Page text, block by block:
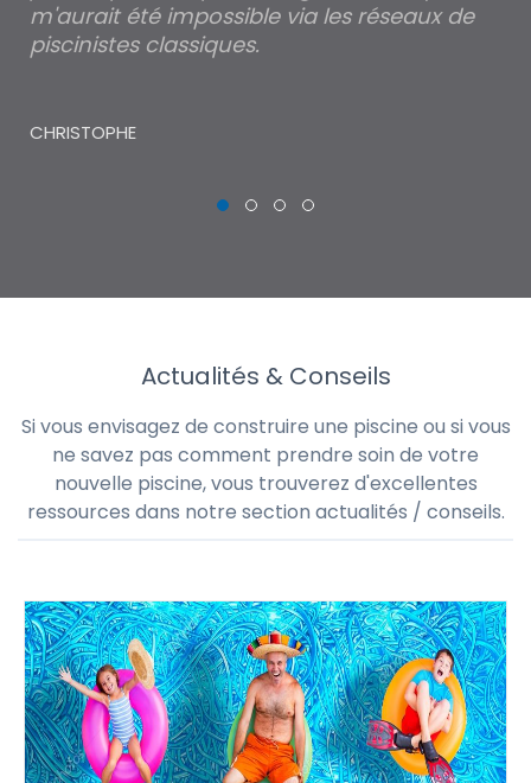
m'aurait été impossible via les réseaux de
piscinistes classiques.
CHRISTOPHE
Actualités & Conseils
Si vous envisagez de construire une piscine ou si vous
ne savez pas comment prendre soin de votre
nouvelle piscine, vous trouverez d'excellentes
ressources dans notre section actualités / conseils.